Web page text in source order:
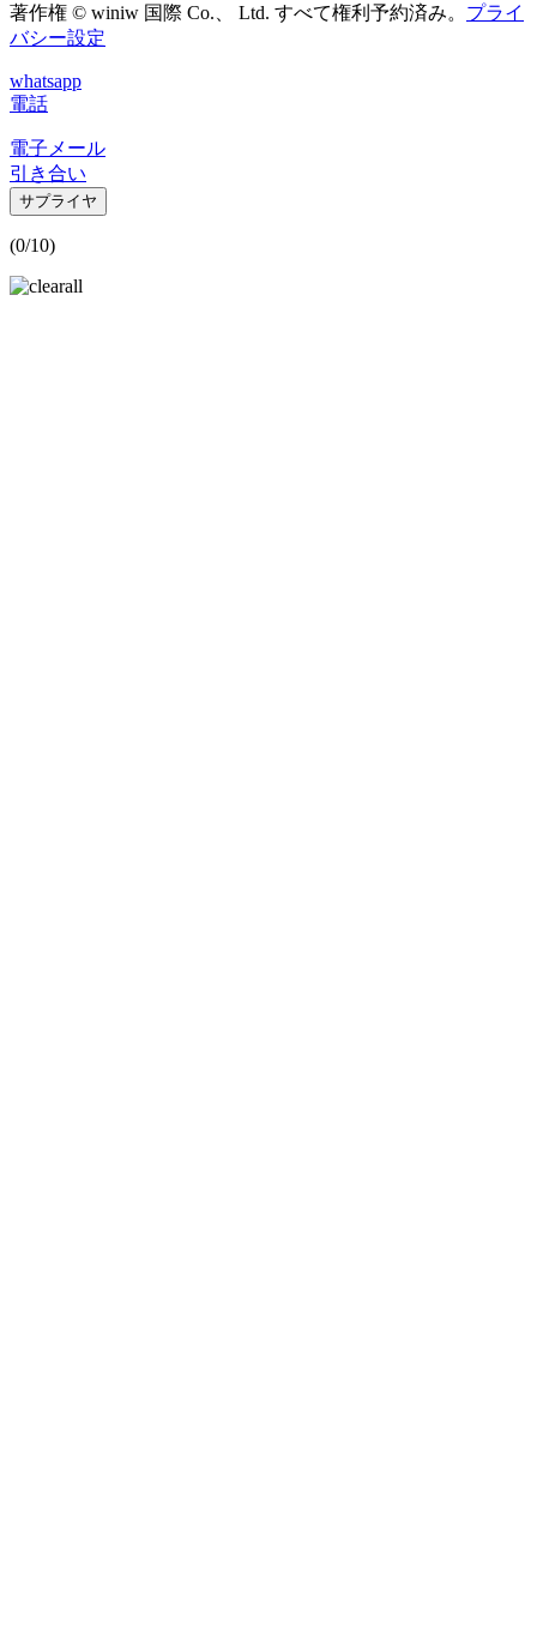
著作権 © winiw 国際 Co.、 Ltd. すべて権利予約済み。 プライ
バシー設定
whatsapp
電話
電子メール
引き合い
サプライヤ
(0/10)